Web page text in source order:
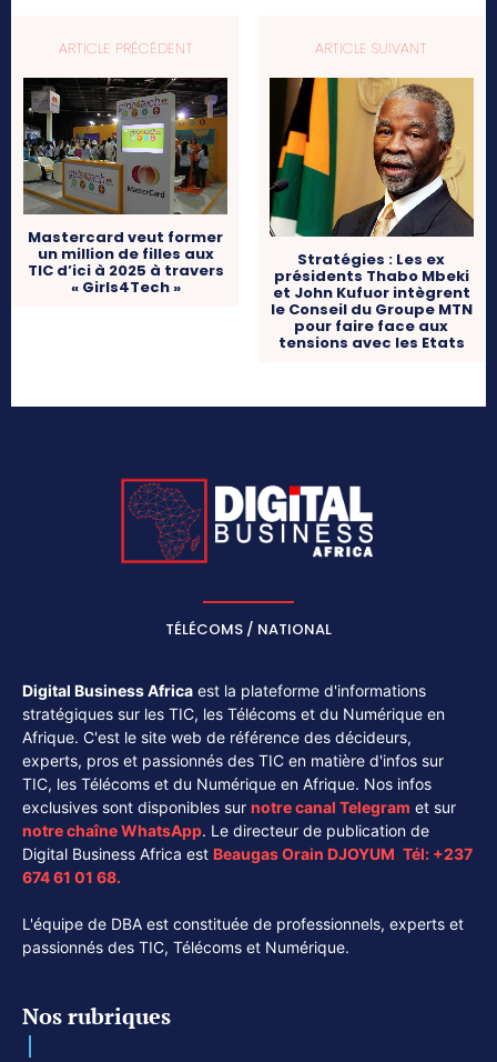
ARTICLE PRÉCÉDENT
Mastercard veut former
un million de filles aux
TIC d’ici à 2025 à travers
« Girls4Tech »
ARTICLE SUIVANT
Stratégies : Les ex
présidents Thabo Mbeki
et John Kufuor intègrent
le Conseil du Groupe MTN
pour faire face aux
tensions avec les Etats
TÉLÉCOMS / NATIONAL
Digital Business Africa est la plateforme d'informations
stratégiques sur les TIC, les Télécoms et du Numérique en
Afrique. C'est le site web de référence des décideurs,
experts, pros et passionnés des TIC en matière d'infos sur
TIC, les Télécoms et du Numérique en Afrique. Nos infos
exclusives sont disponibles sur notre canal Telegram et sur
notre chaîneWhatsApp. Le directeur de publication de
Digital Business Africa est Beaugas Orain DJOYUM. Tél: +237
674 61 01 68.
L'équipe de DBA est constituée de professionnels, experts et
passionnés des TIC, Télécoms et Numérique.
Nos rubriques